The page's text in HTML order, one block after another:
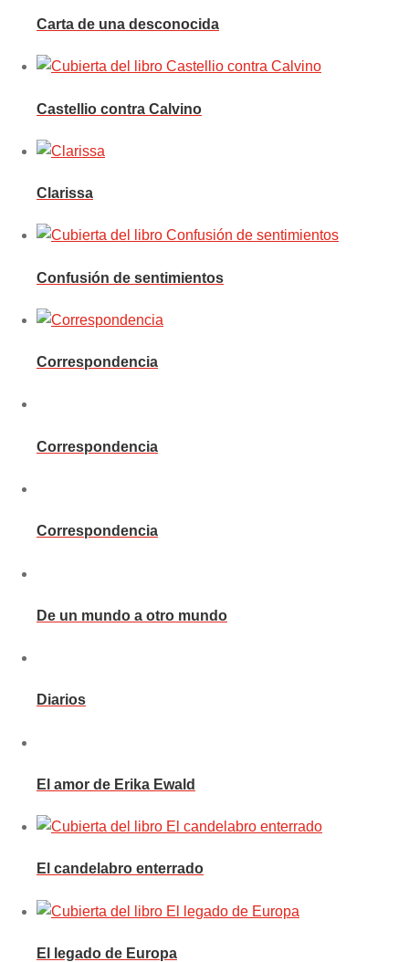
Carta de una desconocida
Castellio contra Calvino
Clarissa
Confusión de sentimientos
Correspondencia
Correspondencia
Correspondencia
De un mundo a otro mundo
Diarios
El amor de Erika Ewald
El candelabro enterrado
El legado de Europa